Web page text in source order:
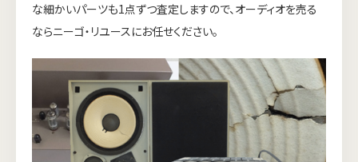
な細かいパーツも1点ずつ査定しますので、オーディオを売る
ならニーゴ・リユースにお任せください。